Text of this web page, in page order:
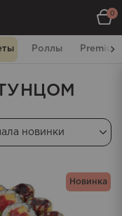
0
Роллы Premium
Новинка